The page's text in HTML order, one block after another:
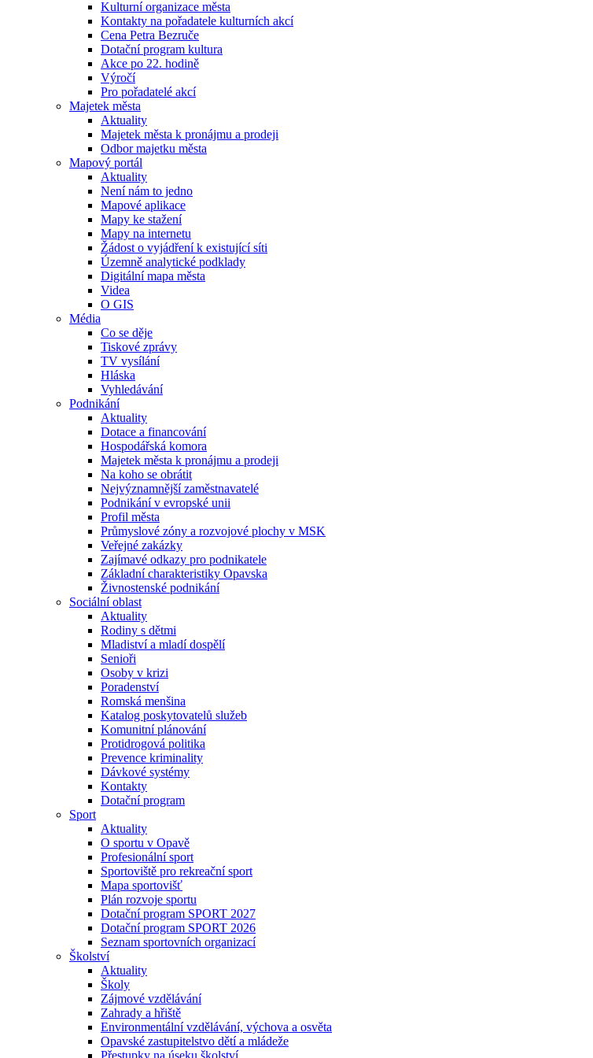
Kulturní organizace města
Kontakty na pořadatele kulturních akcí
Cena Petra Bezruče
Dotační program kultura
Akce po 22. hodině
Výročí
Pro pořadatelé akcí
Majetek města
Aktuality
Majetek města k pronájmu a prodeji
Odbor majetku města
Mapový portál
Aktuality
Není nám to jedno
Mapové aplikace
Mapy ke stažení
Mapy na internetu
Žádost o vyjádření k existující síti
Územně analytické podklady
Digitální mapa města
Videa
O GIS
Média
Co se děje
Tiskové zprávy
TV vysílání
Hláska
Vyhledávání
Podnikání
Aktuality
Dotace a financování
Hospodářská komora
Majetek města k pronájmu a prodeji
Na koho se obrátit
Nejvýznamnější zaměstnavatelé
Podnikání v evropské unii
Profil města
Průmyslové zóny a rozvojové plochy v MSK
Veřejné zakázky
Zajímavé odkazy pro podnikatele
Základní charakteristiky Opavska
Živnostenské podnikání
Sociální oblast
Aktuality
Rodiny s dětmi
Mladiství a mladí dospělí
Senioři
Osoby v krizi
Poradenství
Romská menšina
Katalog poskytovatelů služeb
Komunitní plánování
Protidrogová politika
Prevence kriminality
Dávkové systémy
Kontakty
Dotační program
Sport
Aktuality
O sportu v Opavě
Profesionální sport
Sportoviště pro rekreační sport
Mapa sportovišť
Plán rozvoje sportu
Dotační program SPORT 2027
Dotační program SPORT 2026
Seznam sportovních organizací
Školství
Aktuality
Školy
Zájmové vzdělávání
Zahrady a hřiště
Environmentální vzdělávání, výchova a osvěta
Opavské zastupitelstvo dětí a mládeže